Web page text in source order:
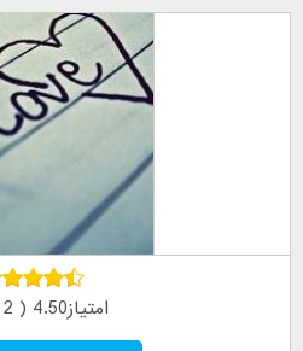
امتیاز4.50 ( 2 رای )